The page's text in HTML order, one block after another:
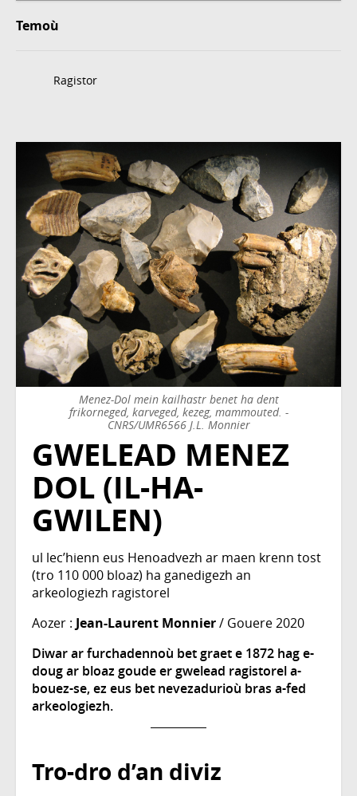
Temoù
Ragistor
Menez-Dol mein kailhastr benet ha dent
frikorneged, karveged, kezeg, mammouted. -
CNRS/UMR6566 J.L. Monnier
GWELEAD MENEZ
DOL (IL-HA-
GWILEN)
ul lec’hienn eus Henoadvezh ar maen krenn tost
(tro 110 000 bloaz) ha ganedigezh an
arkeologiezh ragistorel
Aozer : Jean-Laurent Monnier/ Gouere 2020
Diwar ar furchadennoù bet graet e 1872 hag e-
doug ar bloaz goude er gwelead ragistorel a-
bouez-se, ez eus bet nevezadurioù bras a-fed
arkeologiezh.
Tro-dro d’an diviz